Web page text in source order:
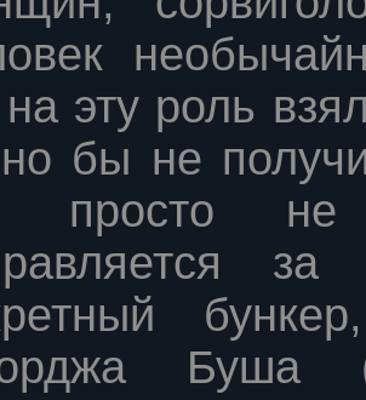
эту роль
бы не
просто не
Буша